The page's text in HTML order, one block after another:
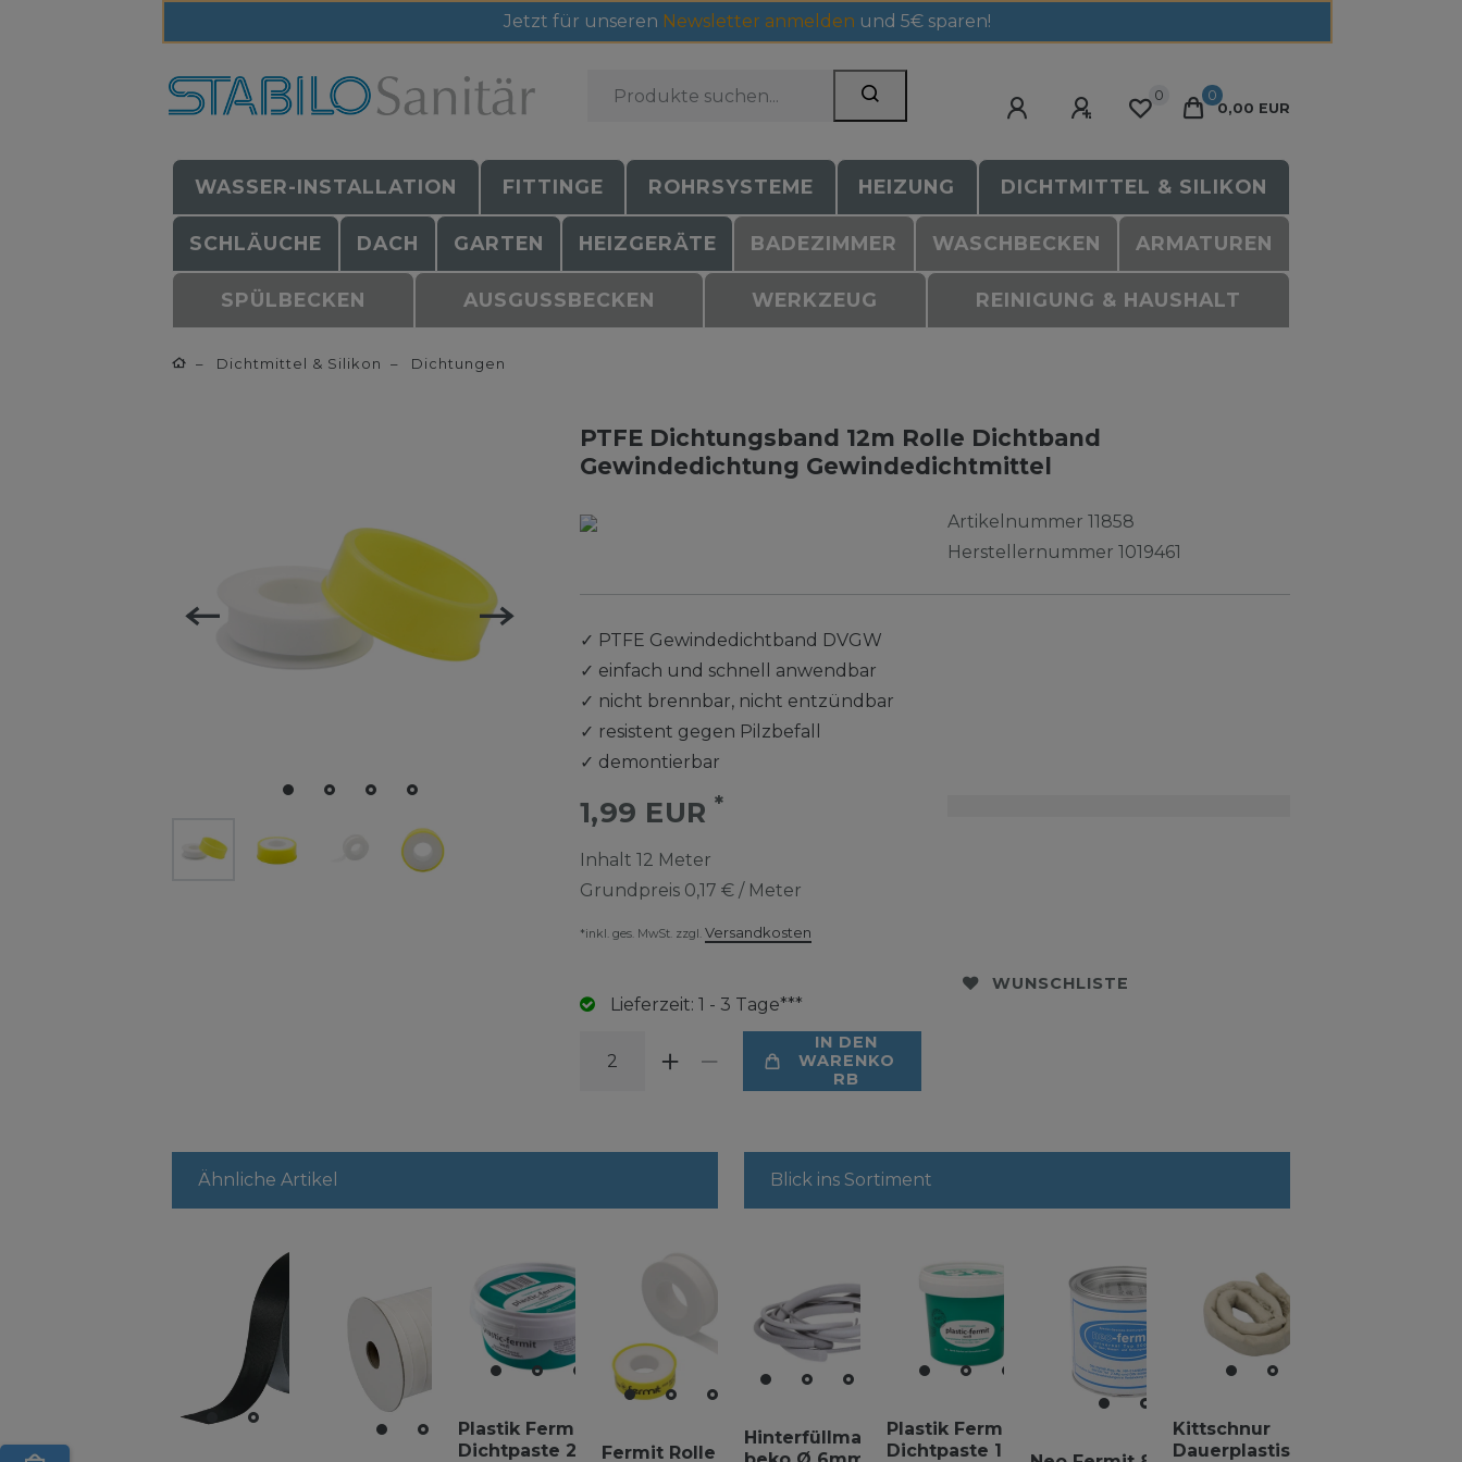
Jetzt für unseren Newsletter anmelden und 5€ sparen!
0
0
0,00 EUR
WASSER-INSTALLATION FITTINGE ROHRSYSTEME HEIZUNG DICHTMITTEL & SILIKON
SCHLÄUCHE DACH GARTEN HEIZGERÄTE BADEZIMMER WASCHBECKEN ARMATUREN
SPÜLBECKEN AUSGUSSBECKEN WERKZEUG REINIGUNG & HAUSHALT
Dichtmittel & Silikon Dichtungen
PTFE Dichtungsband 12m Rolle Dichtband
Gewindedichtung Gewindedichtmittel
Artikelnummer11858
Herstellernummer1019461
✓ PTFE Gewindedichtband DVGW
✓ einfach und schnell anwendbar
✓ nicht brennbar, nicht entzündbar
✓ resistent gegen Pilzbefall
✓ demontierbar
1,99 EUR*
Inhalt 12 Meter
Grundpreis 0,17 € / Meter
*inkl. ges. MwSt. zzgl. Versandkosten
Lieferzeit: 1 - 3 Tage***
IN DEN
WARENKO
RB
WUNSCHLISTE
Ähnliche Artikel
Plastik Fermit
Dichtpaste 250gFermit Rolle PTFE
Blick ins Sortiment
HinterfüllmaterialPlastik Fermit
Dichtpaste 1 kg
Kittschnur
Dauerplastische